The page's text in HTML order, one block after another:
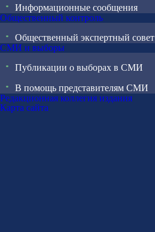
Информационные сообщения
Общественный контроль
Общественный экспертный совет
СМИ и выборы
Публикации о выборах в СМИ
В помощь представителям СМИ
Редакционная коллегия издания
Карта сайта